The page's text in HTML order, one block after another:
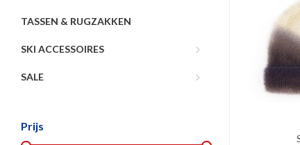
TASSEN & RUGZAKKEN
SKI ACCESSOIRES
SALE
Prijs